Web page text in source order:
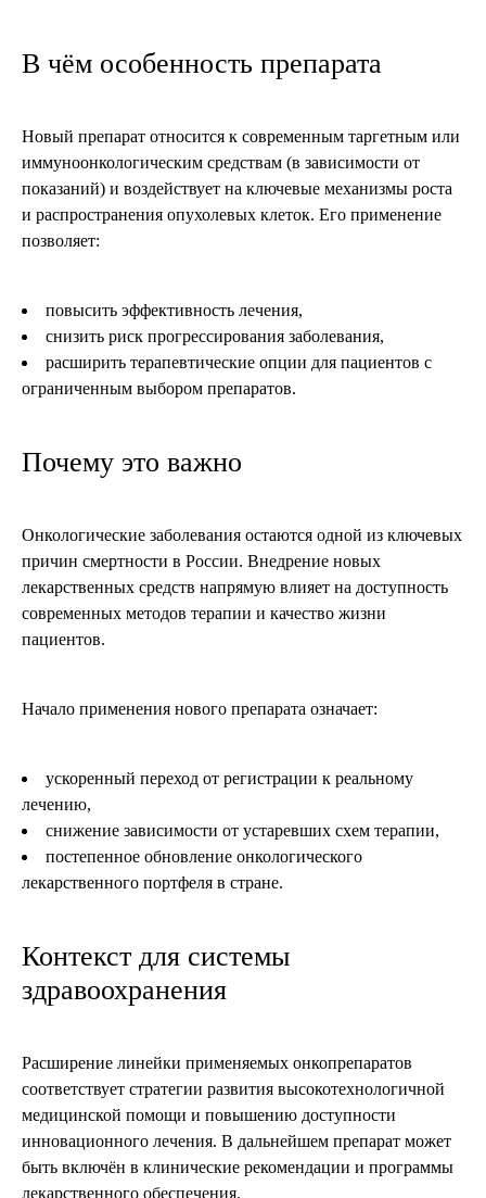
В чём особенность препарата
Новый препарат относится к современным таргетным или
иммуноонкологическим средствам (в зависимости от
показаний) и воздействует на ключевые механизмы роста
и распространения опухолевых клеток. Его применение
позволяет:
повысить эффективность лечения,
снизить риск прогрессирования заболевания,
расширить терапевтические опции для пациентов с
ограниченным выбором препаратов.
Почему это важно
Онкологические заболевания остаются одной из ключевых
причин смертности в России. Внедрение новых
лекарственных средств напрямую влияет на доступность
современных методов терапии и качество жизни
пациентов.
Начало применения нового препарата означает:
ускоренный переход от регистрации к реальному
лечению,
снижение зависимости от устаревших схем терапии,
постепенное обновление онкологического
лекарственного портфеля в стране.
Контекст для системы
здравоохранения
Расширение линейки применяемых онкопрепаратов
соответствует стратегии развития высокотехнологичной
медицинской помощи и повышению доступности
инновационного лечения. В дальнейшем препарат может
быть включён в клинические рекомендации и программы
лекарственного обеспечения.